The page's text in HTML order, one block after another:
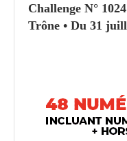
Challenge N°
Trône • Du 31